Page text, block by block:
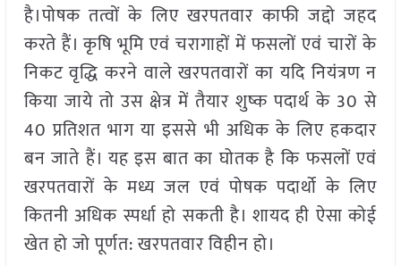
है।पोषक तत्वों के लिए खरपतवार काफी जद्दो जहद
करते हैं। कृषि भूमि एवं चरागाहों में फसलों एवं चारों के
निकट वृद्धि करने वाले खरपतवारों का यदि नियंत्रण न
किया जाये तो उस क्षेत्र में तैयार शुष्क पदार्थ के 30 से
40 प्रतिशत भाग या इससे भी अधिक के लिए हकदार
बन जाते हैं। यह इस बात का घोतक है कि फसलों एवं
खरपतवारों के मध्य जल एवं पोषक पदार्थो के लिए
कितनी अधिक स्पर्धा हो सकती है। शायद ही ऐसा कोई
खेत हो जो पूर्णत: खरपतवार विहीन हो।